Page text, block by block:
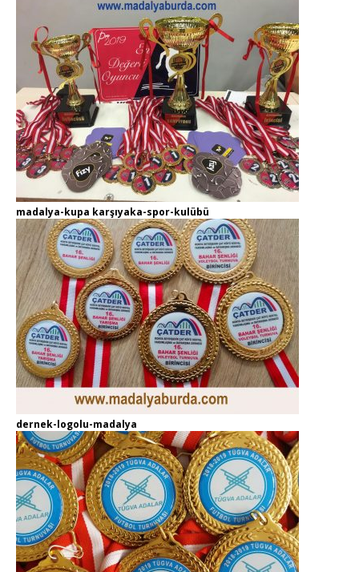
madalya-kupa karşıyaka-spor-kulübü
dernek-logolu-madalya